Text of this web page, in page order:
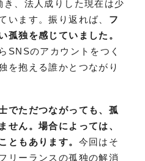
、法人成りした現在は少
います。振り返れば、 フ
孤独を感じていました。
SNSのアカウントをつく
を抱える誰かとつながり
でただつながっても、孤
せん。場合によっては、
ともあります。 今回はそ
リーランスの孤独の解消